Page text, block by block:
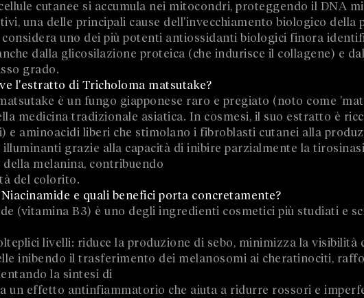
cutanee si accumula nei mitocondri, proteggendo il DNA
una delle principali cause dell'invecchiamento biologico della
considera uno dei più potenti antiossidanti biologici finora
dalla glicosilazione proteica (che indurisce il collagene) e
grado.
l'estratto di Tricholoma matsutake?
è un fungo giapponese raro e pregiato (noto come
medicina tradizionale asiatica. In cosmesi, il suo estratto è
e aminoacidi liberi che stimolano i fibroblasti cutanei alla
grazie alla capacità di inibire parzialmente la
della melanina, contribuendo
del colorito.
Niacinamide e quali benefici porta concretamente?
(vitamina B3) è uno degli ingredienti cosmetici più studiati e
livelli: riduce la produzione di sebo, minimizza la visibilità
inibendo il trasferimento dei melanosomi ai cheratinociti,
la sintesi di
un effetto antinfiammatorio che aiuta a ridurre rossori e